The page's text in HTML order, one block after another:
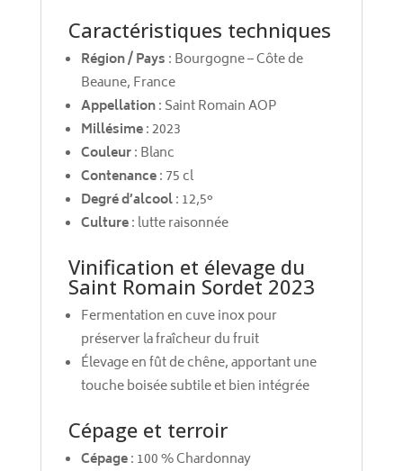
Caractéristiques techniques
Région / Pays : Bourgogne – Côte de
Beaune, France
Appellation: Saint Romain AOP
Millésime: 2023
Couleur: Blanc
Contenance: 75 cl
Degré d’alcool: 12,5°
Culture: lutte raisonnée
Vinification et élevage du
Saint Romain Sordet 2023
Fermentation en cuve inox pour
préserver la fraîcheur du fruit
Élevage en fût de chêne, apportant une
touche boisée subtile et bien intégrée
Cépage et terroir
Cépage: 100 % Chardonnay